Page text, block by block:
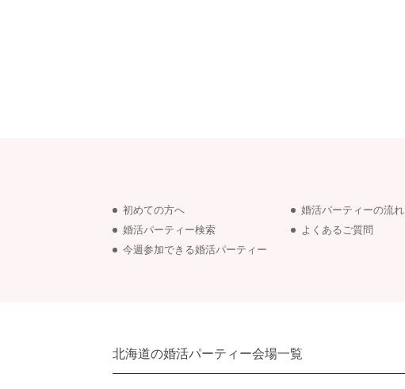
初めての方へ
婚活パーティーの流れ
婚活パーティー検索
よくあるご質問
今週参加できる婚活パーティー
北海道の婚活パーティー会場一覧